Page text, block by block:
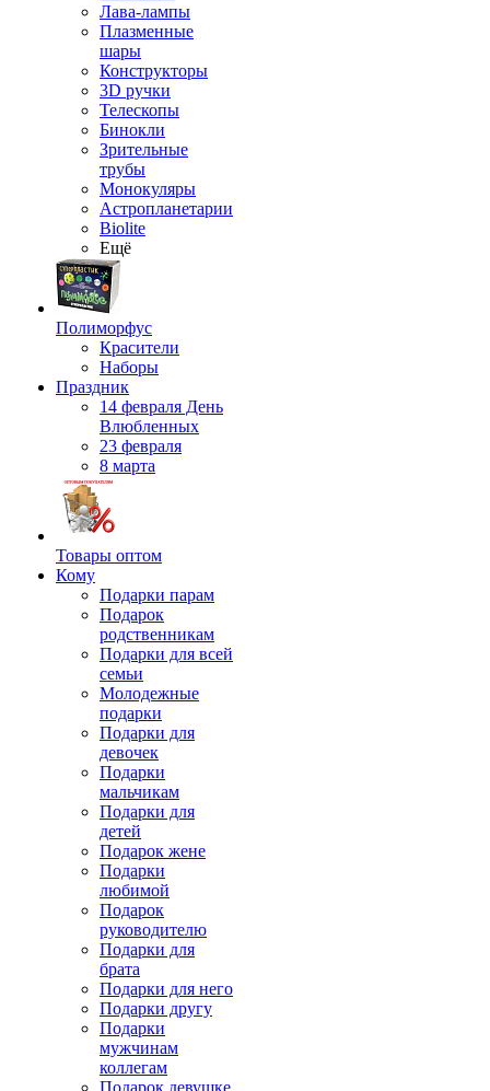
Лава-лампы
Плазменные
шары
Конструкторы
3D ручки
Телескопы
Бинокли
Зрительные
трубы
Монокуляры
Астропланетарии
Biolite
Ещё
Полиморфус
Красители
Наборы
Праздник
14 февраля День
Влюбленных
23 февраля
8 марта
Товары оптом
Кому
Подарки парам
Подарок
родственникам
Подарки для всей
семьи
Молодежные
подарки
Подарки для
девочек
Подарки
мальчикам
Подарки для
детей
Подарок жене
Подарки
любимой
Подарок
руководителю
Подарки для
брата
Подарки для него
Подарки другу
Подарки
мужчинам
коллегам
Подарок девушке